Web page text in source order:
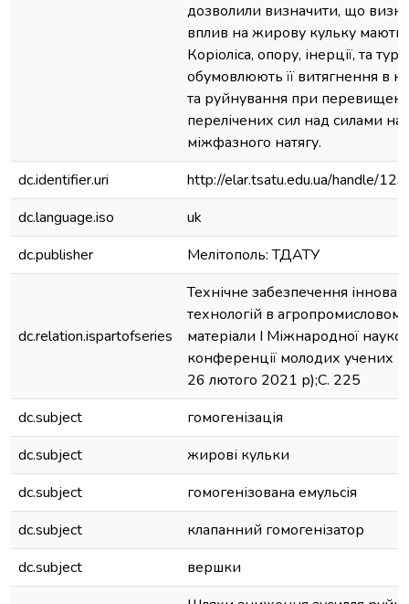
дозволили визначити, що
вплив на жирову кульку мають
Коріоліса, опору, інерції, та
обумовлюють її витягнення в
та руйнування при
перелічених сил над силами
міжфазного натягу.
dc.identifier.uri
http://elar.tsatu.edu.ua/handle/
dc.language.iso
uk
dc.publisher
Мелітополь: ТДАТУ
dc.relation.ispartofseries
Технічне забезпечення
технологій в
матеріали І Міжнародної
конференції молодих учених
26 лютого 2021 р);С. 225
dc.subject
гомогенізація
dc.subject
жирові кульки
dc.subject
гомогенізована емульсія
dc.subject
клапанний гомогенізатор
dc.subject
вершки